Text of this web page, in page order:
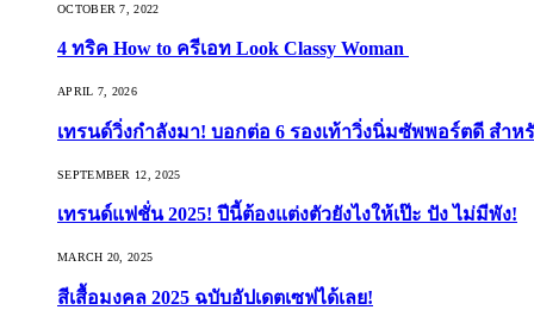
OCTOBER 7, 2022
4 ทริค How to ครีเอท Look Classy Woman
APRIL 7, 2026
เทรนด์วิ่งกำลังมา! บอกต่อ 6 รองเท้าวิ่งนิ่มซัพพอร์ตดี สำห
SEPTEMBER 12, 2025
เทรนด์แฟชั่น 2025! ปีนี้ต้องแต่งตัวยังไงให้เป๊ะ ปัง ไม่มีพัง!
MARCH 20, 2025
สีเสื้อมงคล 2025 ฉบับอัปเดตเซฟได้เลย!